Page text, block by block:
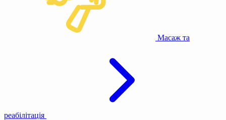
Масаж та
реабілітація